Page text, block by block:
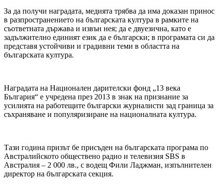
За да получи наградата, медията трябва да има доказан принос
в разпространението на българската култура в рамките на
съответната държава и извън нея; да е двуезична, като е
задължително единият език да е български; в програмата си да
представя устойчиви и градивни теми в областта на
българската култура.
Наградата на Национален дарителски фонд „13 века
България“ е учредена през 2013 в знак на признание за
усилията на работещите български журналисти зад граница за
съхраняване и популяризиране на националната култура.
Тази година призът бе присъден на българската програма по
Австралийското обществено радио и телевизия SBS в
Австралия – 2 000 лв., с водещ Фили Ладжман, изпълнителен
директор на българската секция.